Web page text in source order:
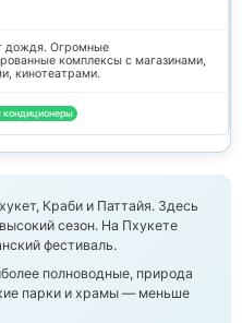
дождя. Огромные
комплексы с магазинами,
кинотеатрами.
кондиционеры
Краби и Паттайя. Здесь
сезон. На Пхукете
фестиваль.
полноводные, природа
парки и храмы — меньше